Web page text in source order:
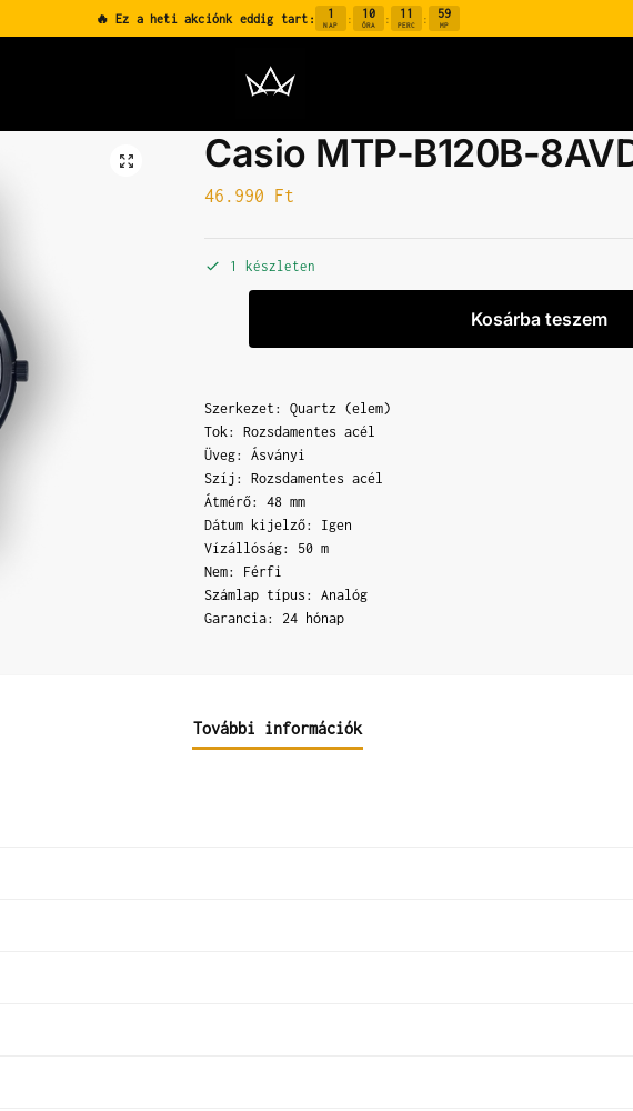
🔥 Ez a heti akciónk eddig tart: 1
NAP : 10
ÓRA : 11
PERC : 58
MP
Casio MTP-B120B-
46.990 Ft
1 készleten
Kosárba teszem
Szerkezet: Quartz (elem)
Tok: Rozsdamentes acél
Üveg: Ásványi
Szíj: Rozsdamentes acél
Átmérő: 48 mm
Dátum kijelző: Igen
Vízállóság: 50 m
Nem: Férfi
Számlap típus: Analóg
Garancia: 24 hónap
További információk